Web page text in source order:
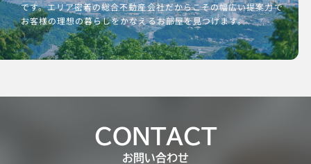
です。エリア密着の総合不動産会社だからこその幅広い提案力で
お客様の理想の暮らしをかなえるお部屋を見つけます。
CONTACT
お問い合わせ